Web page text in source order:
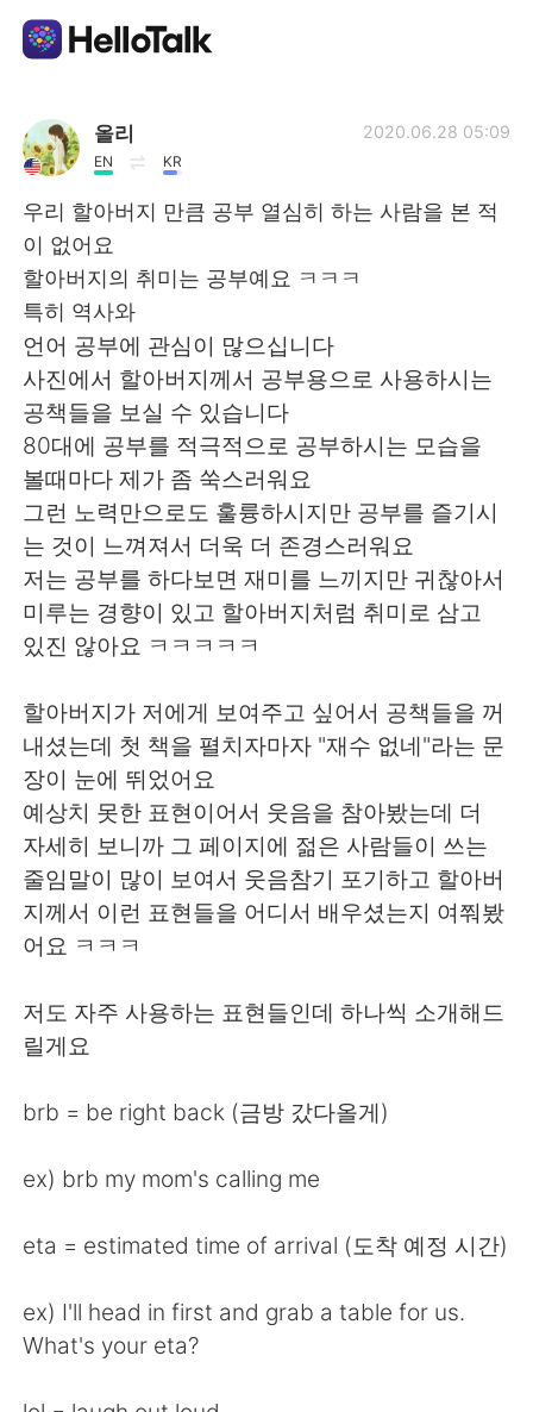
Приложение для Языкового Обмена
AI Grammar Checker
Русский
English 简体中文
繁體中文 Español
العربية Français
Deutsch 日本語
한국어 ไทย
Indonesia
Türkçe Tiếng Việt
Português
올리
EN KR
2020.06.28 05:09
우리 할아버지 만큼 공부 열심히 하는 사람을 본 적
이 없어요
할아버지의 취미는 공부예요 ㅋㅋㅋ
특히 역사와
언어 공부에 관심이 많으십니다
사진에서 할아버지께서 공부용으로 사용하시는
공책들을 보실 수 있습니다
80대에 공부를 적극적으로 공부하시는 모습을
볼때마다 제가 좀 쑥스러워요
그런 노력만으로도 훌륭하시지만 공부를 즐기시
는 것이 느껴져서 더욱 더 존경스러워요
저는 공부를 하다보면 재미를 느끼지만 귀찮아서
미루는 경향이 있고 할아버지처럼 취미로 삼고
있진 않아요 ㅋㅋㅋㅋㅋ
할아버지가 저에게 보여주고 싶어서 공책들을 꺼
내셨는데 첫 책을 펼치자마자 "재수 없네"라는 문
장이 눈에 뛰었어요
예상치 못한 표현이어서 웃음을 참아봤는데 더
자세히 보니까 그 페이지에 젊은 사람들이 쓰는
줄임말이 많이 보여서 웃음참기 포기하고 할아버
지께서 이런 표현들을 어디서 배우셨는지 여쭤봤
어요 ㅋㅋㅋ
저도 자주 사용하는 표현들인데 하나씩 소개해드
릴게요
brb = be right back (금방 갔다올게)
ex) brb my mom's calling me
eta = estimated time of arrival (도착 예정 시간)
ex) I'll head in first and grab a table for us.
What's your eta?